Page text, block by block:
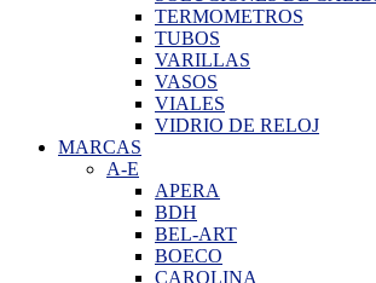
TERMOMETROS
TUBOS
VARILLAS
VASOS
VIALES
VIDRIO DE RELOJ
MARCAS
A-E
APERA
BDH
BEL-ART
BOECO
CAROLINA